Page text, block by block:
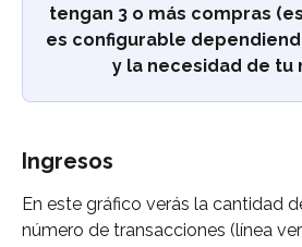
tengan 3 o más compras
es configurable
y la necesidad de tu
Ingresos
En este gráfico verás la cantidad
número de transacciones (línea